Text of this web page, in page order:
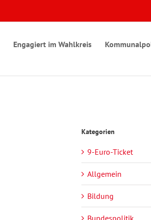
Engagiert im Wahlkreis
Kategorien
9-Euro-Ticket
Allgemein
Bildung